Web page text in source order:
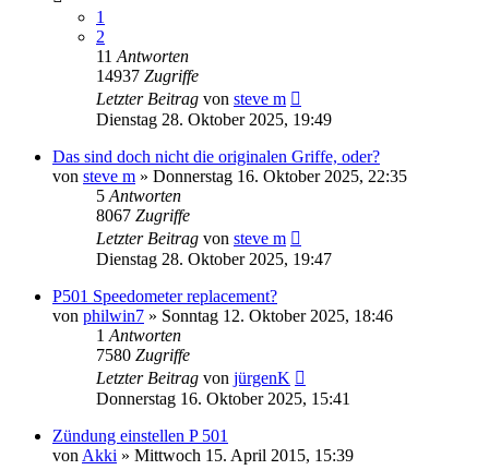
1
2
11 Antworten
14937 Zugriffe
Letzter Beitrag von steve m
Dienstag 28. Oktober 2025, 19:49
Das sind doch nicht die originalen Griffe, oder?
von steve m » Donnerstag 16. Oktober 2025, 22:35
5 Antworten
8067 Zugriffe
Letzter Beitrag von steve m
Dienstag 28. Oktober 2025, 19:47
P501 Speedometer replacement?
von philwin7 » Sonntag 12. Oktober 2025, 18:46
1 Antworten
7580 Zugriffe
Letzter Beitrag von jürgenK
Donnerstag 16. Oktober 2025, 15:41
Zündung einstellen P 501
von Akki » Mittwoch 15. April 2015, 15:39